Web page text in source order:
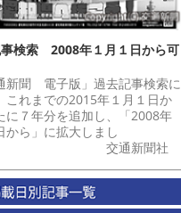
検索 2008年１月１日から可
新聞 電子版」過去記事検索に
これまでの2015年１月１日か
に７年分を追加し、「2008年
から」に拡大しまし
交通新聞社